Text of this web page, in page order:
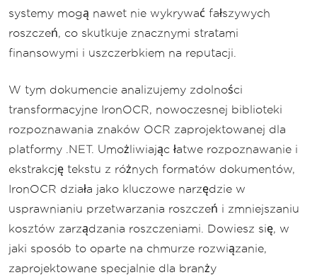
systemy mogą nawet nie wykrywać fałszywych
roszczeń, co skutkuje znacznymi stratami
finansowymi i uszczerbkiem na reputacji.
W tym dokumencie analizujemy zdolności
transformacyjne IronOCR, nowoczesnej biblioteki
rozpoznawania znaków OCR zaprojektowanej dla
platformy .NET. Umożliwiając łatwe rozpoznawanie i
ekstrakcję tekstu z różnych formatów dokumentów,
IronOCR działa jako kluczowe narzędzie w
usprawnianiu przetwarzania roszczeń i zmniejszaniu
kosztów zarządzania roszczeniami. Dowiesz się, w
jaki sposób to oparte na chmurze rozwiązanie,
zaprojektowane specjalnie dla branży